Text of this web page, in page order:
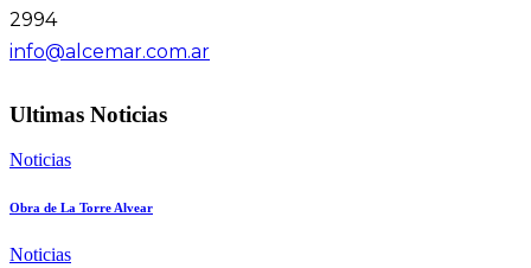
2994
info@alcemar.com.ar
Ultimas Noticias
Noticias
Obra de La Torre Alvear
Noticias